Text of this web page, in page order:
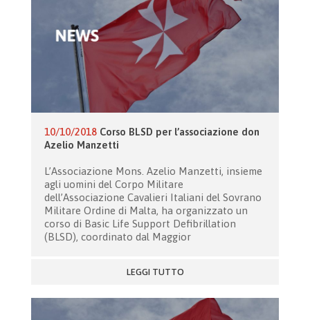
10/10/2018 Corso BLSD per l’associazione don
Azelio Manzetti
L’Associazione Mons. Azelio Manzetti, insieme
agli uomini del Corpo Militare
dell’Associazione Cavalieri Italiani del Sovrano
Militare Ordine di Malta, ha organizzato un
corso di Basic Life Support Defibrillation
(BLSD), coordinato dal Maggior
LEGGI TUTTO